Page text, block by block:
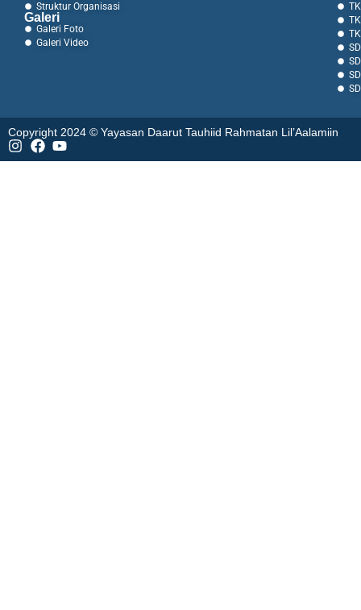
Struktur Organisasi
Galeri
Galeri Foto
Galeri Video
Copyright 2024 © Yayasan Daarut Tauhiid Rahmatan Lil’Aalamiin